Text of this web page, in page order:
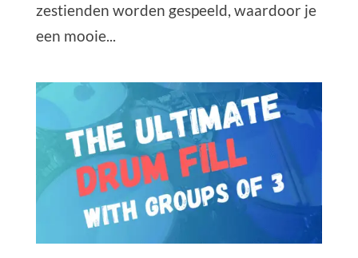
zestienden worden gespeeld, waardoor je
een mooie...